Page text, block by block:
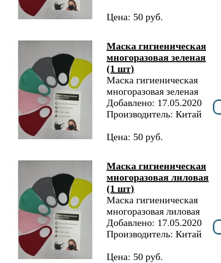
Цена: 50 руб.
Маска гигиеническая
многоразовая зеленая
(1 шт)
Маска гигиеническая
многоразовая зеленая
Добавлено: 17.05.2020
Производитель: Китай
Цена: 50 руб.
Маска гигиеническая
многоразовая лиловая
(1 шт)
Маска гигиеническая
многоразовая лиловая
Добавлено: 17.05.2020
Производитель: Китай
Цена: 50 руб.